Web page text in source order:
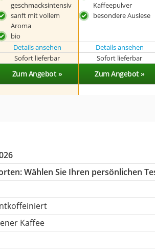
geschmacksintensiv
sanft mit vollem
Aroma
bio
Kaffeepulver
besondere Auslese
Details ansehen Details ansehen
Sofort lieferbar Sofort lieferbar
Zum Angebot » Zum Angebot »
Wählen Sie Ihren persönlichen
Kaffee